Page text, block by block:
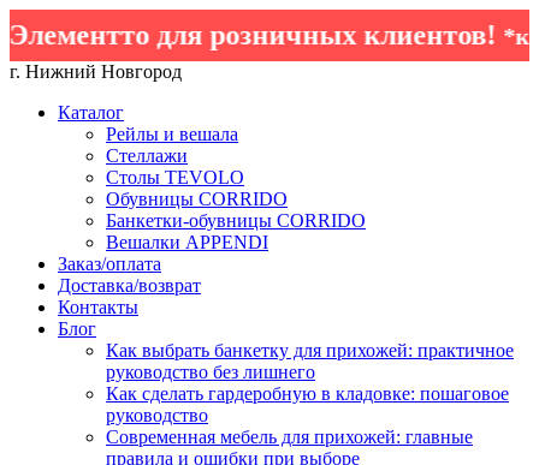
для розничных клиентов!
г. Нижний Новгород
Каталог
Рейлы и вешала
Стеллажи
Столы TEVOLO
Обувницы CORRIDO
Банкетки-обувницы CORRIDO
Вешалки APPENDI
Заказ/оплата
Доставка/возврат
Контакты
Блог
Как выбрать банкетку для прихожей: практичное
руководство без лишнего
Как сделать гардеробную в кладовке: пошаговое
руководство
Современная мебель для прихожей: главные
правила и ошибки при выборе